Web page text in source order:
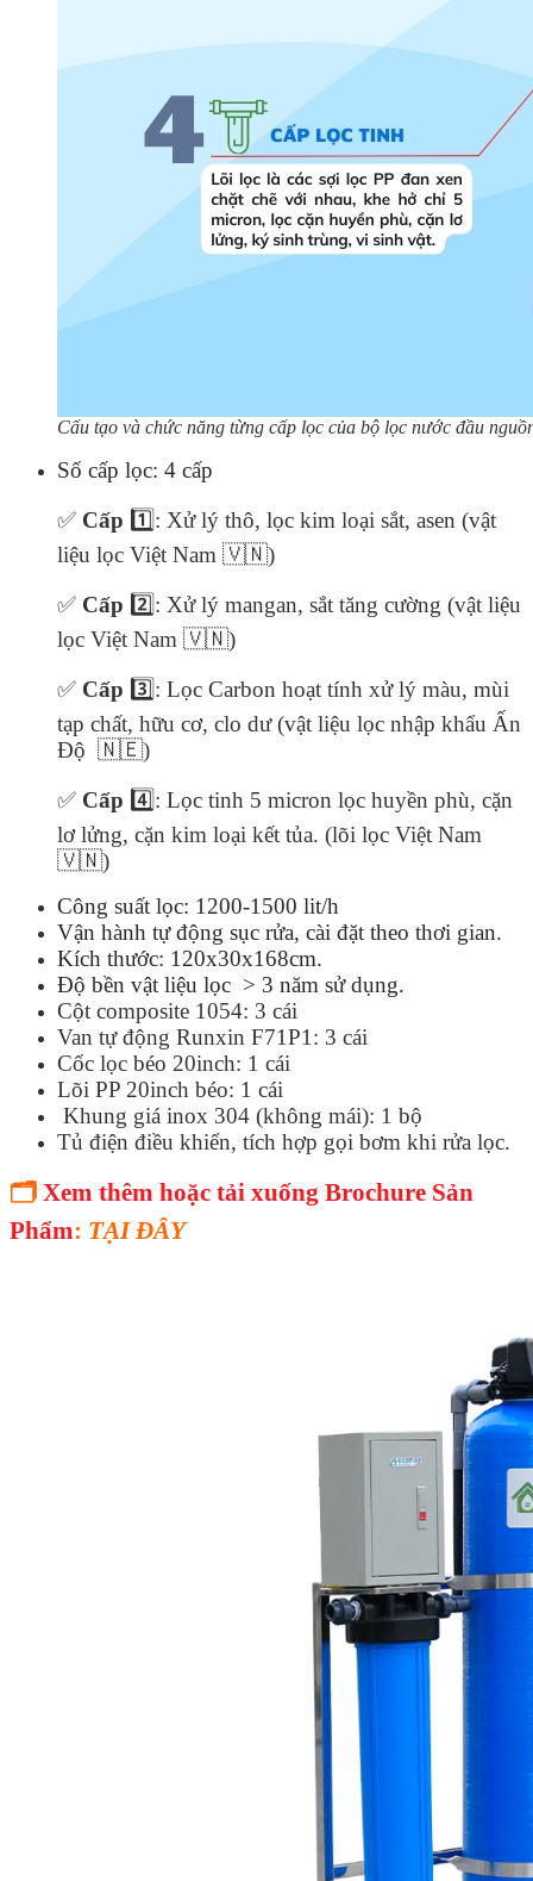
Cấu tạo và chức năng từng cấp lọc của bộ lọc nước đầu
Số cấp lọc: 4 cấp
✅ Cấp 1️⃣: Xử lý thô, lọc kim loại sắt, asen (vật
liệu lọc Việt Nam 🇻🇳)
✅ Cấp 2️⃣: Xử lý mangan, sắt tăng cường (vật liệu
lọc Việt Nam 🇻🇳)
✅ Cấp 3️⃣: Lọc Carbon hoạt tính xử lý màu, mùi
tạp chất, hữu cơ, clo dư (vật liệu lọc nhập khẩu Ấn
Độ 🇳🇪)
✅ Cấp 4️⃣: Lọc tinh 5 micron lọc huyền phù, cặn
lơ lửng, cặn kim loại kết tủa. (lõi lọc Việt Nam
🇻🇳)
Công suất lọc: 1200-1500 lit/h
Vận hành tự động sục rửa, cài đặt theo thơi gian.
Kích thước: 120x30x168cm.
Độ bền vật liệu lọc > 3 năm sử dụng.
Cột composite 1054: 3 cái
Van tự động Runxin F71P1: 3 cái
Cốc lọc béo 20inch: 1 cái
Lõi PP 20inch béo: 1 cái
Khung giá inox 304 (không mái): 1 bộ
Tủ điện điều khiển, tích hợp gọi bơm khi rửa lọc.
🗂 Xem thêm hoặc tải xuống Brochure Sản
Phẩm: TẠI ĐÂY